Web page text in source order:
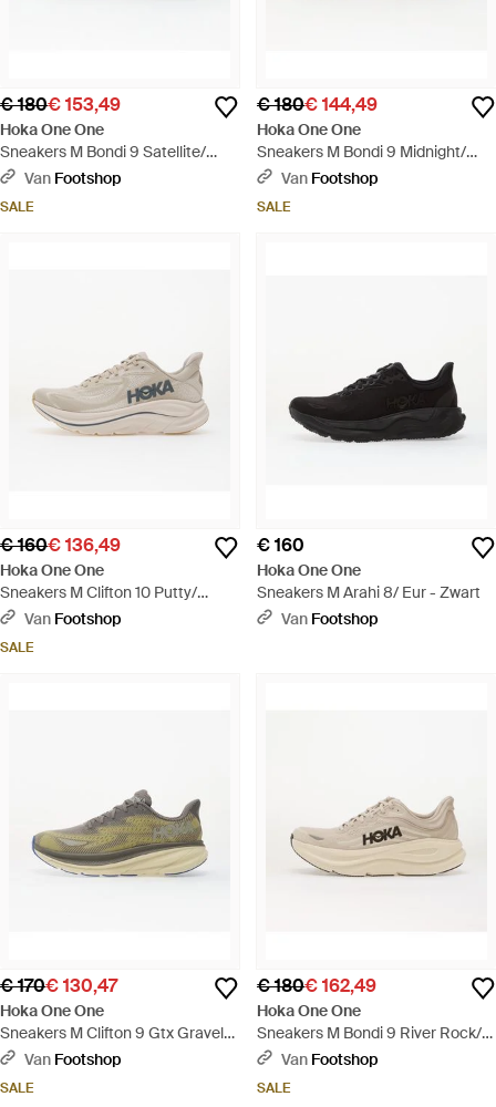
€ 180€ 153,49
Hoka One One
Sneakers M Bondi 9 Satellite/
Outer Orbit Eur - Grijs
Van Footshop
SALE
€ 180€ 144,49
Hoka One One
Sneakers M Bondi 9 Midnight/
Varsity Eur - Blauw
Van Footshop
SALE
€ 160€ 136,49
Hoka One One
Sneakers M Clifton 10 Putty/
Grout Eur - Wit
Van Footshop
SALE
€ 160
Hoka One One
Sneakers M Arahi 8/ Eur - Zwart
Van Footshop
€ 170€ 130,47
Hoka One One
Sneakers M Clifton 9 Gtx Gravel/
Eggshell Eur - Groen
Van Footshop
SALE
€ 180€ 162,49
Hoka One One
Sneakers M Bondi 9 River Rock/
Alabaster Eur - Naturel
Van Footshop
SALE